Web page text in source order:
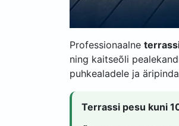
Professionaalne
ning kaitseõli
puhkealadele ja
Terrassi pesu kuni